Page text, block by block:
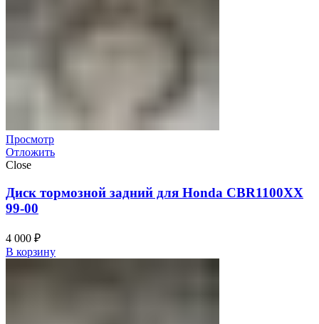
Просмотр
Отложить
Close
Диск тормозной задний для Honda CBR1100XX
99-00
4 000 ₽
В корзину